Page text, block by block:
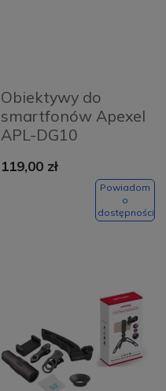
Obiektywy do
smartfonów Apexel
APL-DG10
119,00 zł
Powiadom
o
dostępności